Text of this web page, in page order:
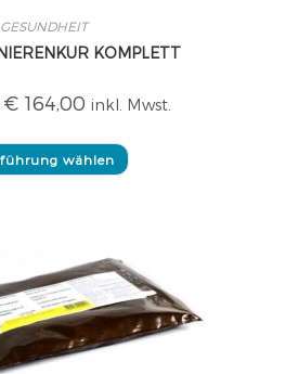
GESUNDHEIT
KOMPLETT
€ 164,00 inkl. Mwst.
wählen